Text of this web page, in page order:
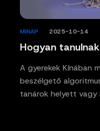
Hogyan
MINAP 2025-10-14
A gyerekek Kínában
beszélgető
tanárok helyett vagy